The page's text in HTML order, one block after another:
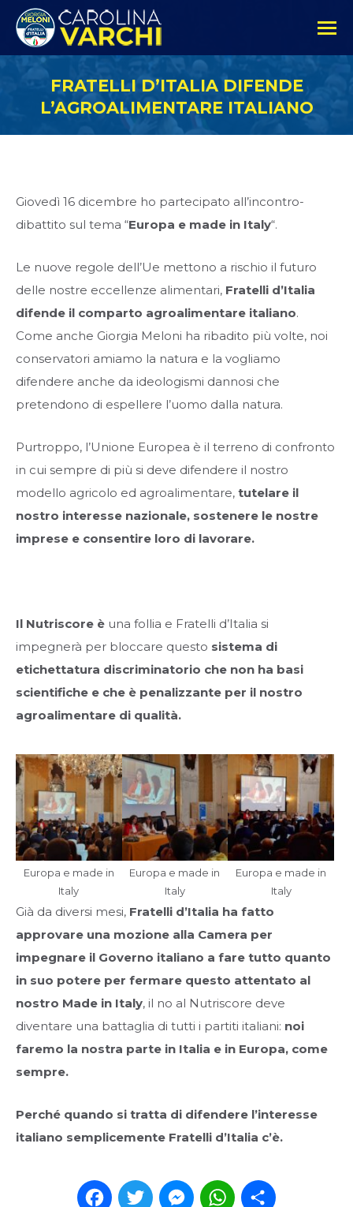
FRATELLI D’ITALIA DIFENDE
L’AGROALIMENTARE ITALIANO
Giovedì 16 dicembre ho partecipato all’incontro-
dibattito sul tema “Europa e made in Italy“.
Le nuove regole dell’Ue mettono a rischio il futuro
delle nostre eccellenze alimentari, Fratelli d’Italia
difende il comparto agroalimentare italiano.
Come anche Giorgia Meloni ha ribadito più volte, noi
conservatori amiamo la natura e la vogliamo
difendere anche da ideologismi dannosi che
pretendono di espellere l’uomo dalla natura.
Purtroppo, l’Unione Europea è il terreno di confronto
in cui sempre di più si deve difendere il nostro
modello agricolo ed agroalimentare, tutelare il
nostro interesse nazionale, sostenere le nostre
imprese e consentire loro di lavorare.
Il Nutriscore è una follia e Fratelli d’Italia si
impegnerà per bloccare questo sistema di
etichettatura discriminatorio che non ha basi
scientifiche e che è penalizzante per il nostro
agroalimentare di qualità.
Europa e made in
Italy
Europa e made in
Italy
Europa e made in
Italy
Già da diversi mesi, Fratelli d’Italia ha fatto
approvare una mozione alla Camera per
impegnare il Governo italiano a fare tutto quanto
in suo potere per fermare questo attentato al
nostro Made in Italy, il no al Nutriscore deve
diventare una battaglia di tutti i partiti italiani: noi
faremo la nostra parte in Italia e in Europa, come
sempre.
Perché quando si tratta di difendere l’interesse
italiano semplicemente Fratelli d’Italia c’è.
FacebookTwitter MessengerWhatsApp